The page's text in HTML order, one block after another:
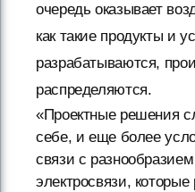
очередь оказывает
как такие продукты и
разрабатываются,
распределяются.
«Проектные решения
себе, и еще более
связи с
электросвязи,